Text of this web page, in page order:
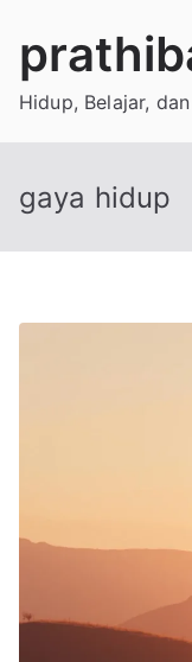
content
Hidup, Belajar,
gaya hidup